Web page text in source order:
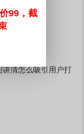
清怎么吸引用户打
99，截